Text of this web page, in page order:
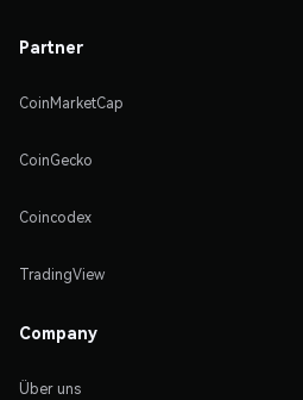
Partner
CoinMarketCap
CoinGecko
Coincodex
TradingView
Company
Über uns